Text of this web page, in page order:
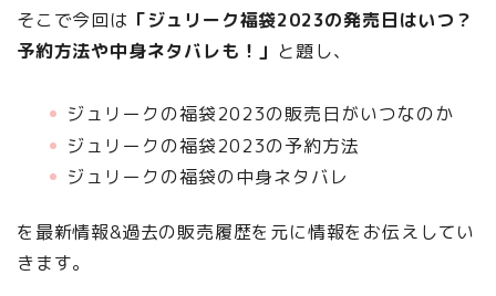
そこで今回は 「ジュリーク福袋2023の発売日はいつ？
予約方法や中身ネタバレも！」 と題し、
ジュリークの福袋2023の販売日がいつなのか
ジュリークの福袋2023の予約方法
ジュリークの福袋の中身ネタバレ
を最新情報&過去の販売履歴を元に情報をお伝えしてい
きます。